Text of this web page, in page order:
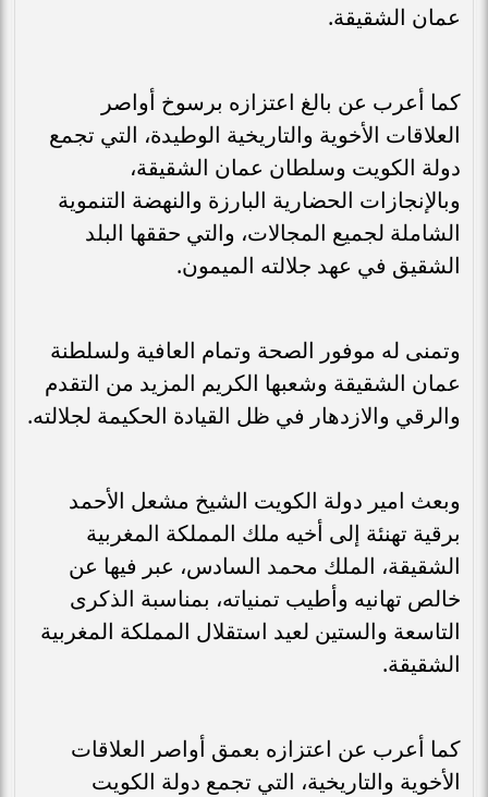
عمان الشقيقة.
كما أعرب عن بالغ اعتزازه برسوخ أواصر
العلاقات الأخوية والتاريخية الوطيدة، التي تجمع
دولة الكويت وسلطان عمان الشقيقة،
وبالإنجازات الحضارية البارزة والنهضة التنموية
الشاملة لجميع المجالات، والتي حققها البلد
الشقيق في عهد جلالته الميمون.
وتمنى له موفور الصحة وتمام العافية ولسلطنة
عمان الشقيقة وشعبها الكريم المزيد من التقدم
والرقي والازدهار في ظل القيادة الحكيمة لجلالته.
وبعث امير دولة الكويت الشيخ مشعل الأحمد
برقية تهنئة إلى أخيه ملك المملكة المغربية
الشقيقة، الملك محمد السادس، عبر فيها عن
خالص تهانيه وأطيب تمنياته، بمناسبة الذكرى
التاسعة والستين لعيد استقلال المملكة المغربية
الشقيقة.
كما أعرب عن اعتزازه بعمق أواصر العلاقات
الأخوية والتاريخية، التي تجمع دولة الكويت